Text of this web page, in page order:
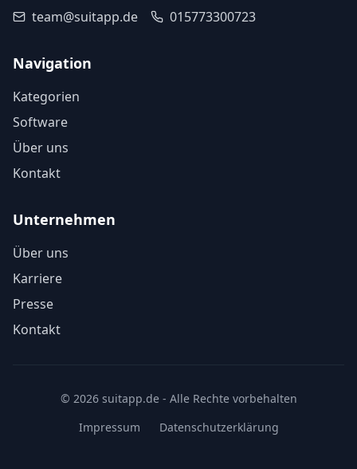
team@suitapp.de
015773300723
Navigation
Kategorien
Software
Über uns
Kontakt
Unternehmen
Über uns
Karriere
Presse
Kontakt
© 2026 suitapp.de - Alle Rechte vorbehalten
Impressum
Datenschutzerklärung